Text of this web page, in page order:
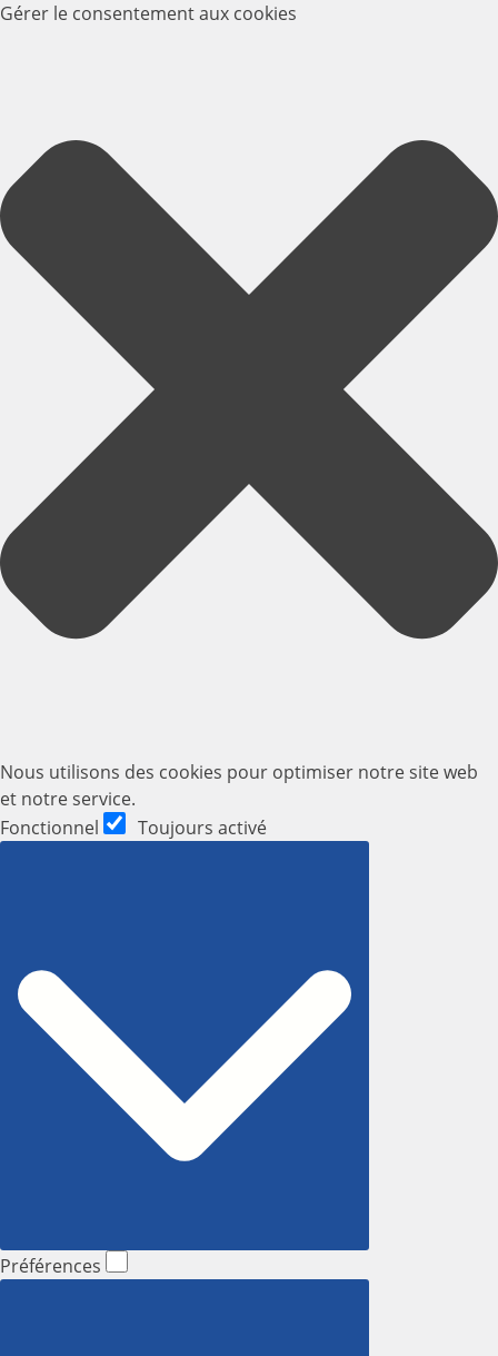
Gérer le consentement aux cookies
Nous utilisons des cookies pour optimiser notre site web
et notre service.
Fonctionnel
Fonctionnel
Toujours activé
Préférences